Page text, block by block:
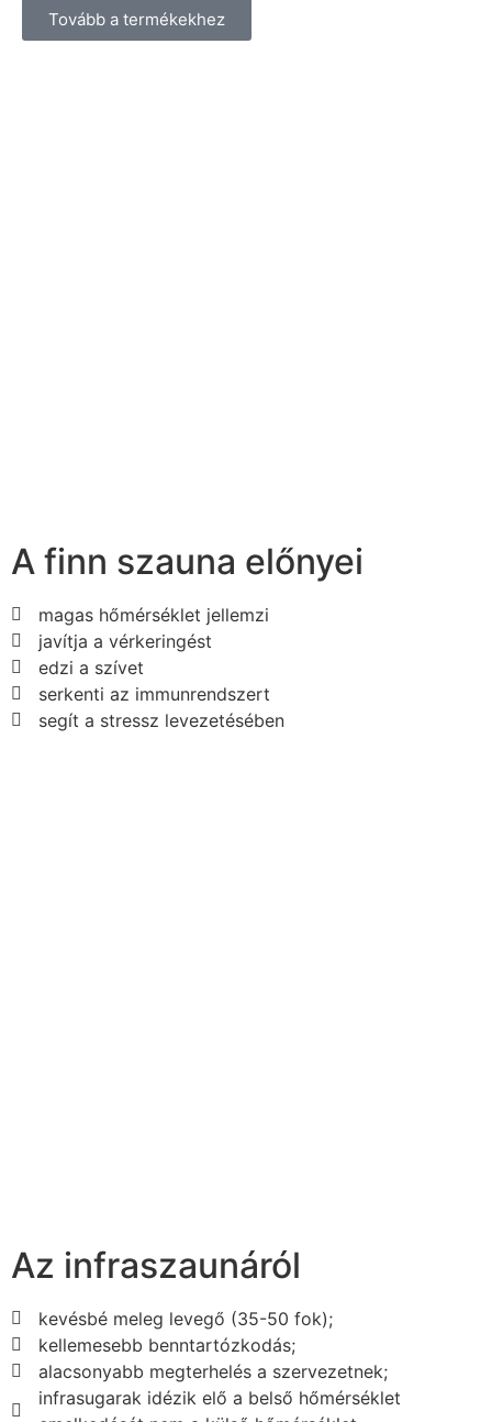
Tovább a termékekhez
A finn szauna előnyei
magas hőmérséklet jellemzi
javítja a vérkeringést
edzi a szívet
serkenti az immunrendszert
segít a stressz levezetésében
Az infraszaunáról
kevésbé meleg levegő (35-50 fok);
kellemesebb benntartózkodás;
alacsonyabb megterhelés a szervezetnek;
infrasugarak idézik elő a belső hőmérséklet